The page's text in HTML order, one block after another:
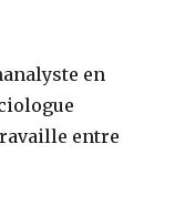
en
entre